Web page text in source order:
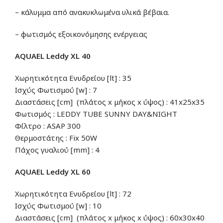
– κάλυμμα από ανακυκλωμένα υλικά βέβαια.
– φωτισμός εξοικονόμησης ενέργειας
AQUAEL Leddy XL 40
Χωρητικότητα Ενυδρείου [lt] : 35
Ισχύς Φωτισμού [w] : 7
Διαστάσεις [cm] (πλάτος x μήκος x ύψος) : 41x25x35
Φωτισμός : LEDDY TUBE SUNNY DAY&NIGHT
Φίλτρο : ASAP 300
Θερμοστάτης : Fix 50W
Πάχος γυαλιού [mm] : 4
AQUAEL Leddy XL 60
Χωρητικότητα Ενυδρείου [lt] : 72
Ισχύς Φωτισμού [w] : 10
Διαστάσεις [cm] (πλάτος x μήκος x ύψος) : 60x30x40